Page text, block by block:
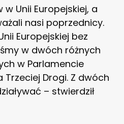
Unii Europejskiej, a
nasi poprzednicy.
Europejskiej bez
w dwóch różnych
w Parlamencie
Trzeciej Drogi. Z dwóch
– stwierdził